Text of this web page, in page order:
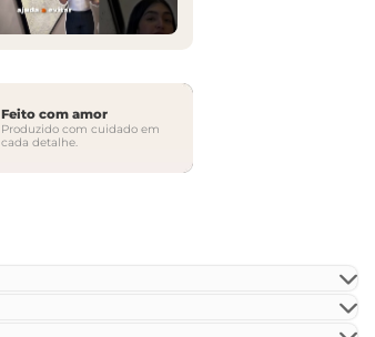
Feito com amor
Produzido com cuidado em
cada detalhe.